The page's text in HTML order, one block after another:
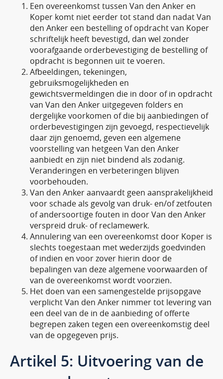
Een overeenkomst tussen Van den Anker en
Koper komt niet eerder tot stand dan nadat Van
den Anker een bestelling of opdracht van Koper
schriftelijk heeft bevestigd, dan wel zonder
voorafgaande orderbevestiging de bestelling of
opdracht is begonnen uit te voeren.
Afbeeldingen, tekeningen,
gebruiksmogelijkheden en
gewichtsvermeldingen die in door of in opdracht
van Van den Anker uitgegeven folders en
dergelijke voorkomen of die bij aanbiedingen of
orderbevestigingen zijn gevoegd, respectievelijk
daar zijn genoemd, geven een algemene
voorstelling van hetgeen Van den Anker
aanbiedt en zijn niet bindend als zodanig.
Veranderingen en verbeteringen blijven
voorbehouden.
Van den Anker aanvaardt geen aansprakelijkheid
voor schade als gevolg van druk- en/of zetfouten
of andersoortige fouten in door Van den Anker
verspreid druk- of reclamewerk.
Annulering van een overeenkomst door Koper is
slechts toegestaan met wederzijds goedvinden
of indien en voor zover hierin door de
bepalingen van deze algemene voorwaarden of
van de overeenkomst wordt voorzien.
Het doen van een samengestelde prijsopgave
verplicht Van den Anker nimmer tot levering van
een deel van de in de aanbieding of offerte
begrepen zaken tegen een overeenkomstig deel
van de opgegeven prijs.
Artikel 5: Uitvoering van de